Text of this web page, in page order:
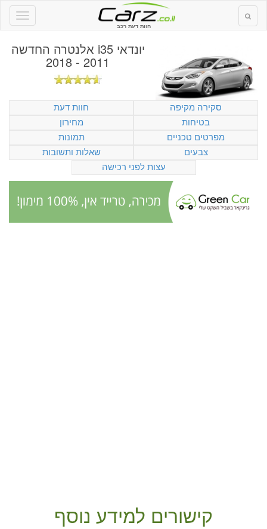
חוות דעת רכב
יונדאי i35 אלנטרה החדשה
2011 - 2018
סקירה מקיפה
חוות דעת
בטיחות
מחירון
מפרטים טכניים
תמונות
צבעים
שאלות ותשובות
עצות לפני רכישה
קישורים למידע נוסף